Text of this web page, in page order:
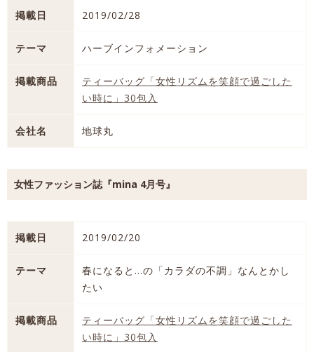
掲載日 2019/02/28
テーマ ハーブインフォメーション
掲載商品
ティーバッグ「女性リズムを笑顔で過ごした
い時に」30包入
会社名 地球丸
女性ファッション誌『mina 4月号』
掲載日 2019/02/20
テーマ
春になると…の「カラダの不調」なんとかし
たい
掲載商品
ティーバッグ「女性リズムを笑顔で過ごした
い時に」30包入